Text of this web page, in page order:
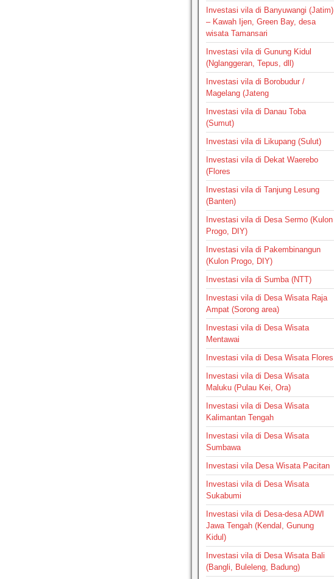
Investasi vila di Banyuwangi (Jatim)
– Kawah Ijen, Green Bay, desa
wisata Tamansari
Investasi vila di Gunung Kidul
(Nglanggeran, Tepus, dll)
Investasi vila di Borobudur /
Magelang (Jateng
Investasi vila di Danau Toba
(Sumut)
Investasi vila di Likupang (Sulut)
Investasi vila di Dekat Waerebo
(Flores
Investasi vila di Tanjung Lesung
(Banten)
Investasi vila di Desa Sermo (Kulon
Progo, DIY)
Investasi vila di Pakembinangun
(Kulon Progo, DIY)
Investasi vila di Sumba (NTT)
Investasi vila di Desa Wisata Raja
Ampat (Sorong area)
Investasi vila di Desa Wisata
Mentawai
Investasi vila di Desa Wisata Flores
Investasi vila di Desa Wisata
Maluku (Pulau Kei, Ora)
Investasi vila di Desa Wisata
Kalimantan Tengah
Investasi vila di Desa Wisata
Sumbawa
Investasi vila Desa Wisata Pacitan
Investasi vila di Desa Wisata
Sukabumi
Investasi vila di Desa-desa ADWI
Jawa Tengah (Kendal, Gunung
Kidul)
Investasi vila di Desa Wisata Bali
(Bangli, Buleleng, Badung)